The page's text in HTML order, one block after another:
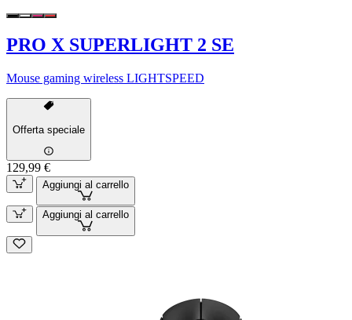
PRO X SUPERLIGHT 2 SE
Mouse gaming wireless LIGHTSPEED
Offerta speciale
129,99 €
Aggiungi al carrello
Aggiungi al carrello